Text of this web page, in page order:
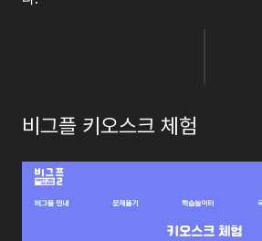
비그플 키오스크 체험